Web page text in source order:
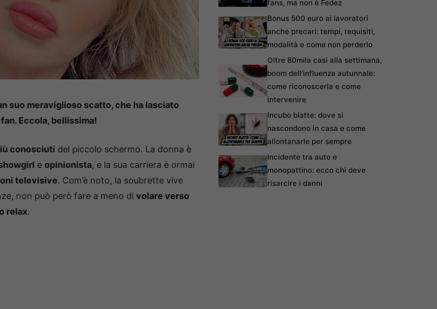
suo meraviglioso scatto, che ha lasciato
Eccola, bellissima!
conosciuti del piccolo schermo. La donna è
e opinionista, e la sua carriera è ormai
televisive. Com’è noto, la soubrette vive
non può però fare a meno di volare verso
relax.
fans, ma non è Fedez
Bonus 500 euro ai lavoratori
anche precari: tempi, requisiti,
modalità e come non perderlo
Oltre 80mila casi alla settimana,
boom dell’influenza autunnale:
come riconoscerla e come
intervenire
Incubo blatte: dove si
nascondono in casa e come
allontanarle per sempre
Incidente tra auto e
monopattino: ecco chi deve
risarcire i danni